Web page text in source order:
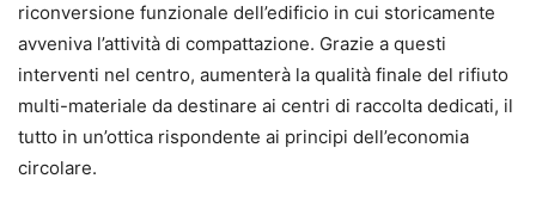
riconversione funzionale dell’edificio in cui storicamente
avveniva l’attività di compattazione. Grazie a questi
interventi nel centro, aumenterà la qualità finale del rifiuto
multi-materiale da destinare ai centri di raccolta dedicati, il
tutto in un’ottica rispondente ai principi dell’economia
circolare.